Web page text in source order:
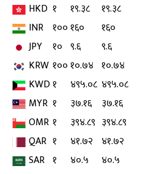
HKD १ १९.३८
१९.३८
INR १००१६०
१६०
JPY
१० ९.६
९.६
KRW १००१०.७४ १०.७४
KWD१ ४९५.०८ ४९५.०८
MYR १ ३७.१६
३७.१६
OMR १ ३९४.८९ ३९४.८९
QAR १ ४१.७२ ४१.७२
SAR १ ४०.५
४०.५